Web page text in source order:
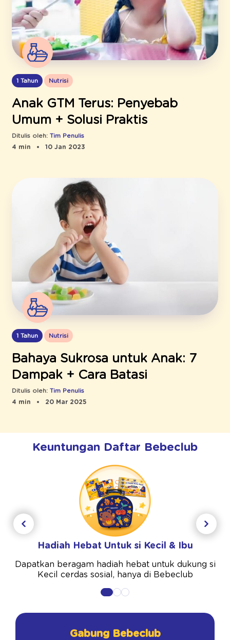
1 Tahun Nutrisi
Anak GTM Terus: Penyebab
Umum + Solusi Praktis
Ditulis oleh: Tim Penulis
4 min
10 Jan 2023
1 Tahun Nutrisi
Bahaya Sukrosa untuk Anak: 7
Dampak + Cara Batasi
Ditulis oleh: Tim Penulis
4 min
20 Mar 2025
Keuntungan Daftar Bebeclub
Hadiah Hebat Untuk si Kecil & Ibu
Dapatkan beragam hadiah hebat untuk dukung si
Kecil cerdas sosial, hanya di Bebeclub
Gabung Bebeclub